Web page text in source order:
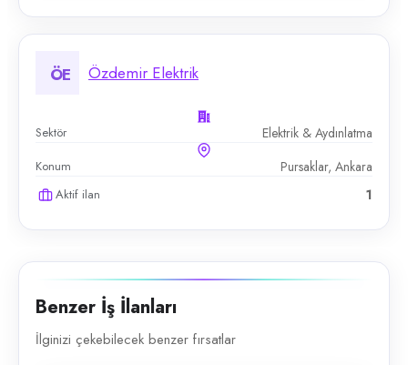
ÖE Özdemir Elektrik
Sektör Elektrik & Aydınlatma
Konum Pursaklar, Ankara
Aktif ilan 1
Benzer İş İlanları
İlginizi çekebilecek benzer fırsatlar